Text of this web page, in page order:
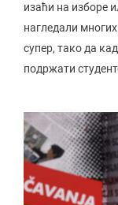
изаћи на изборе
нагледали
супер, тако да
подржати